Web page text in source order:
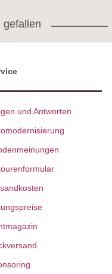
gefallen
und Antworten